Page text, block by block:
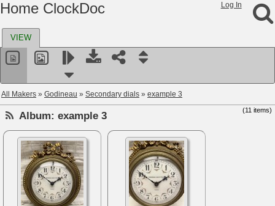
Log In
Home ClockDoc
VIEW
All Makers » Godineau » Secondary dials » example 3
(11 items)
Album: example 3